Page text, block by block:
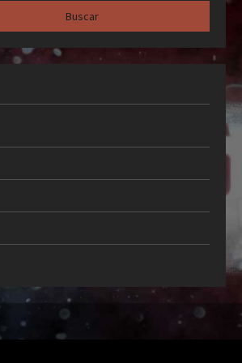
mundo del Barça: Las notas
Publicado el 2 semanas atrás